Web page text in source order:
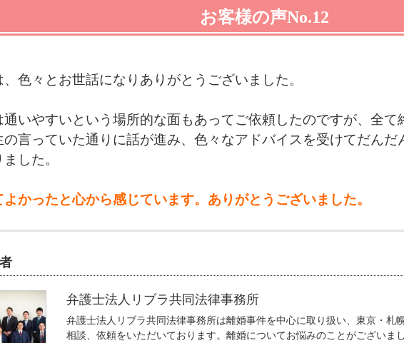
お客様の声No.12
、色々とお世話になりありがとうございました。
通いやすいという場所的な面もあってご依頼したのですが、全て
の言っていた通りに話が進み、色々なアドバイスを受けてだんだ
した。
かったと心から感じています。ありがとうございました。
弁護士法人リブラ共同法律事務所
弁護士法人リブラ共同法律事務所は離婚事件を中心に取り扱い、東京・札
相談、依頼をいただいております。離婚についてお悩みのことがございま